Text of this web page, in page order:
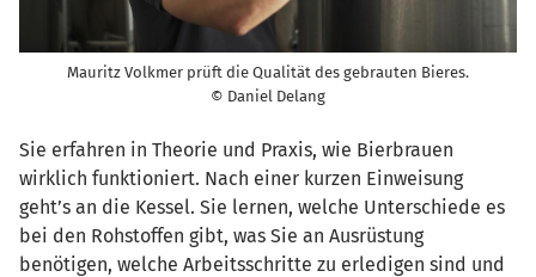
Mauritz Volkmer prüft die Qualität des gebrauten Bieres.
© Daniel Delang
Sie erfahren in Theorie und Praxis, wie Bierbrauen
wirklich funktioniert. Nach einer kurzen Einweisung
geht’s an die Kessel. Sie lernen, welche Unterschiede es
bei den Rohstoffen gibt, was Sie an Ausrüstung
benötigen, welche Arbeitsschritte zu erledigen sind und